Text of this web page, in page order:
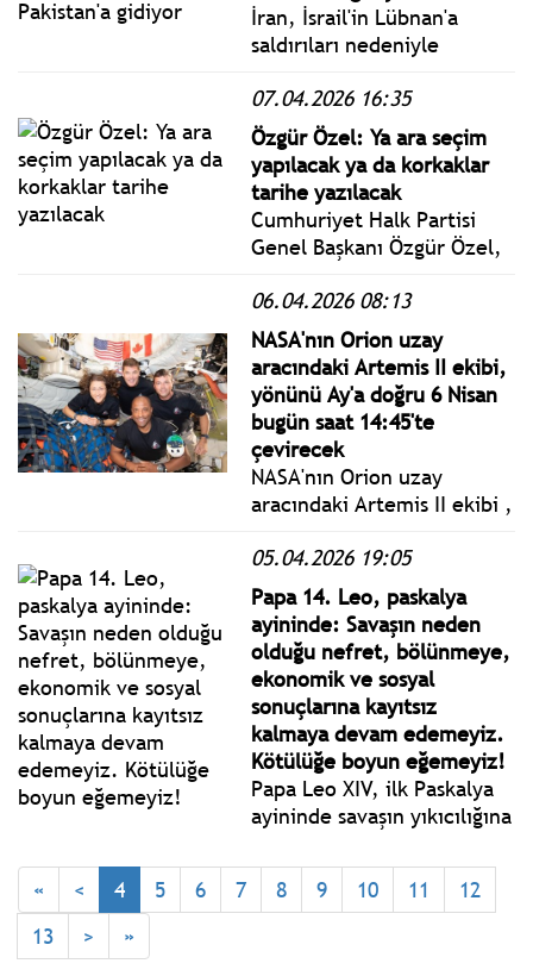
takip edebilirsiniz.
İran, İsrail'in Lübnan'a
saldırıları nedeniyle
İslamabad’a gidişini
ertelemişti. İran heyeti
ABD ile görüşmeler için
Pakistan’a gidiyor.
Görüşmelerde ABD’yi bu
kez Başkan Yardımcısı JD
Vance temsil edecek.
07.04.2026 16:35
Özgür Özel: Ya ara seçim
yapılacak ya da korkaklar
tarihe yazılacak
Cumhuriyet Halk Partisi
Genel Başkanı Özgür Özel,
Toplantısı’nda konuştu.
06.04.2026 08:13
NASA'nın Orion uzay
aracındaki Artemis II ekibi,
yönünü Ay'a doğru 6 Nisan
bugün saat 14:45'te
çevirecek
NASA'nın Orion uzay
aracındaki Artemis II ekibi ,
günlerini tamamlamak
üzere manuel pilotluk
gösterisini gerçekleştirdi ve
Ay'ın yanından geçiş
planlarını gözden geçirdi.
05.04.2026 19:05
Papa 14. Leo, paskalya
ayininde: Savaşın neden
olduğu nefret, bölünmeye,
ekonomik ve sosyal
sonuçlarına kayıtsız
kalmaya devam edemeyiz.
Kötülüğe boyun eğemeyiz!
Papa Leo XIV, ilk Paskalya
ayininde savaşın yıkıcılığına
savaş sürerken, umut
çağrısı yaptığı aktarıldı.
« < 4 5 6 7 8 9 10 11
12
13
> »